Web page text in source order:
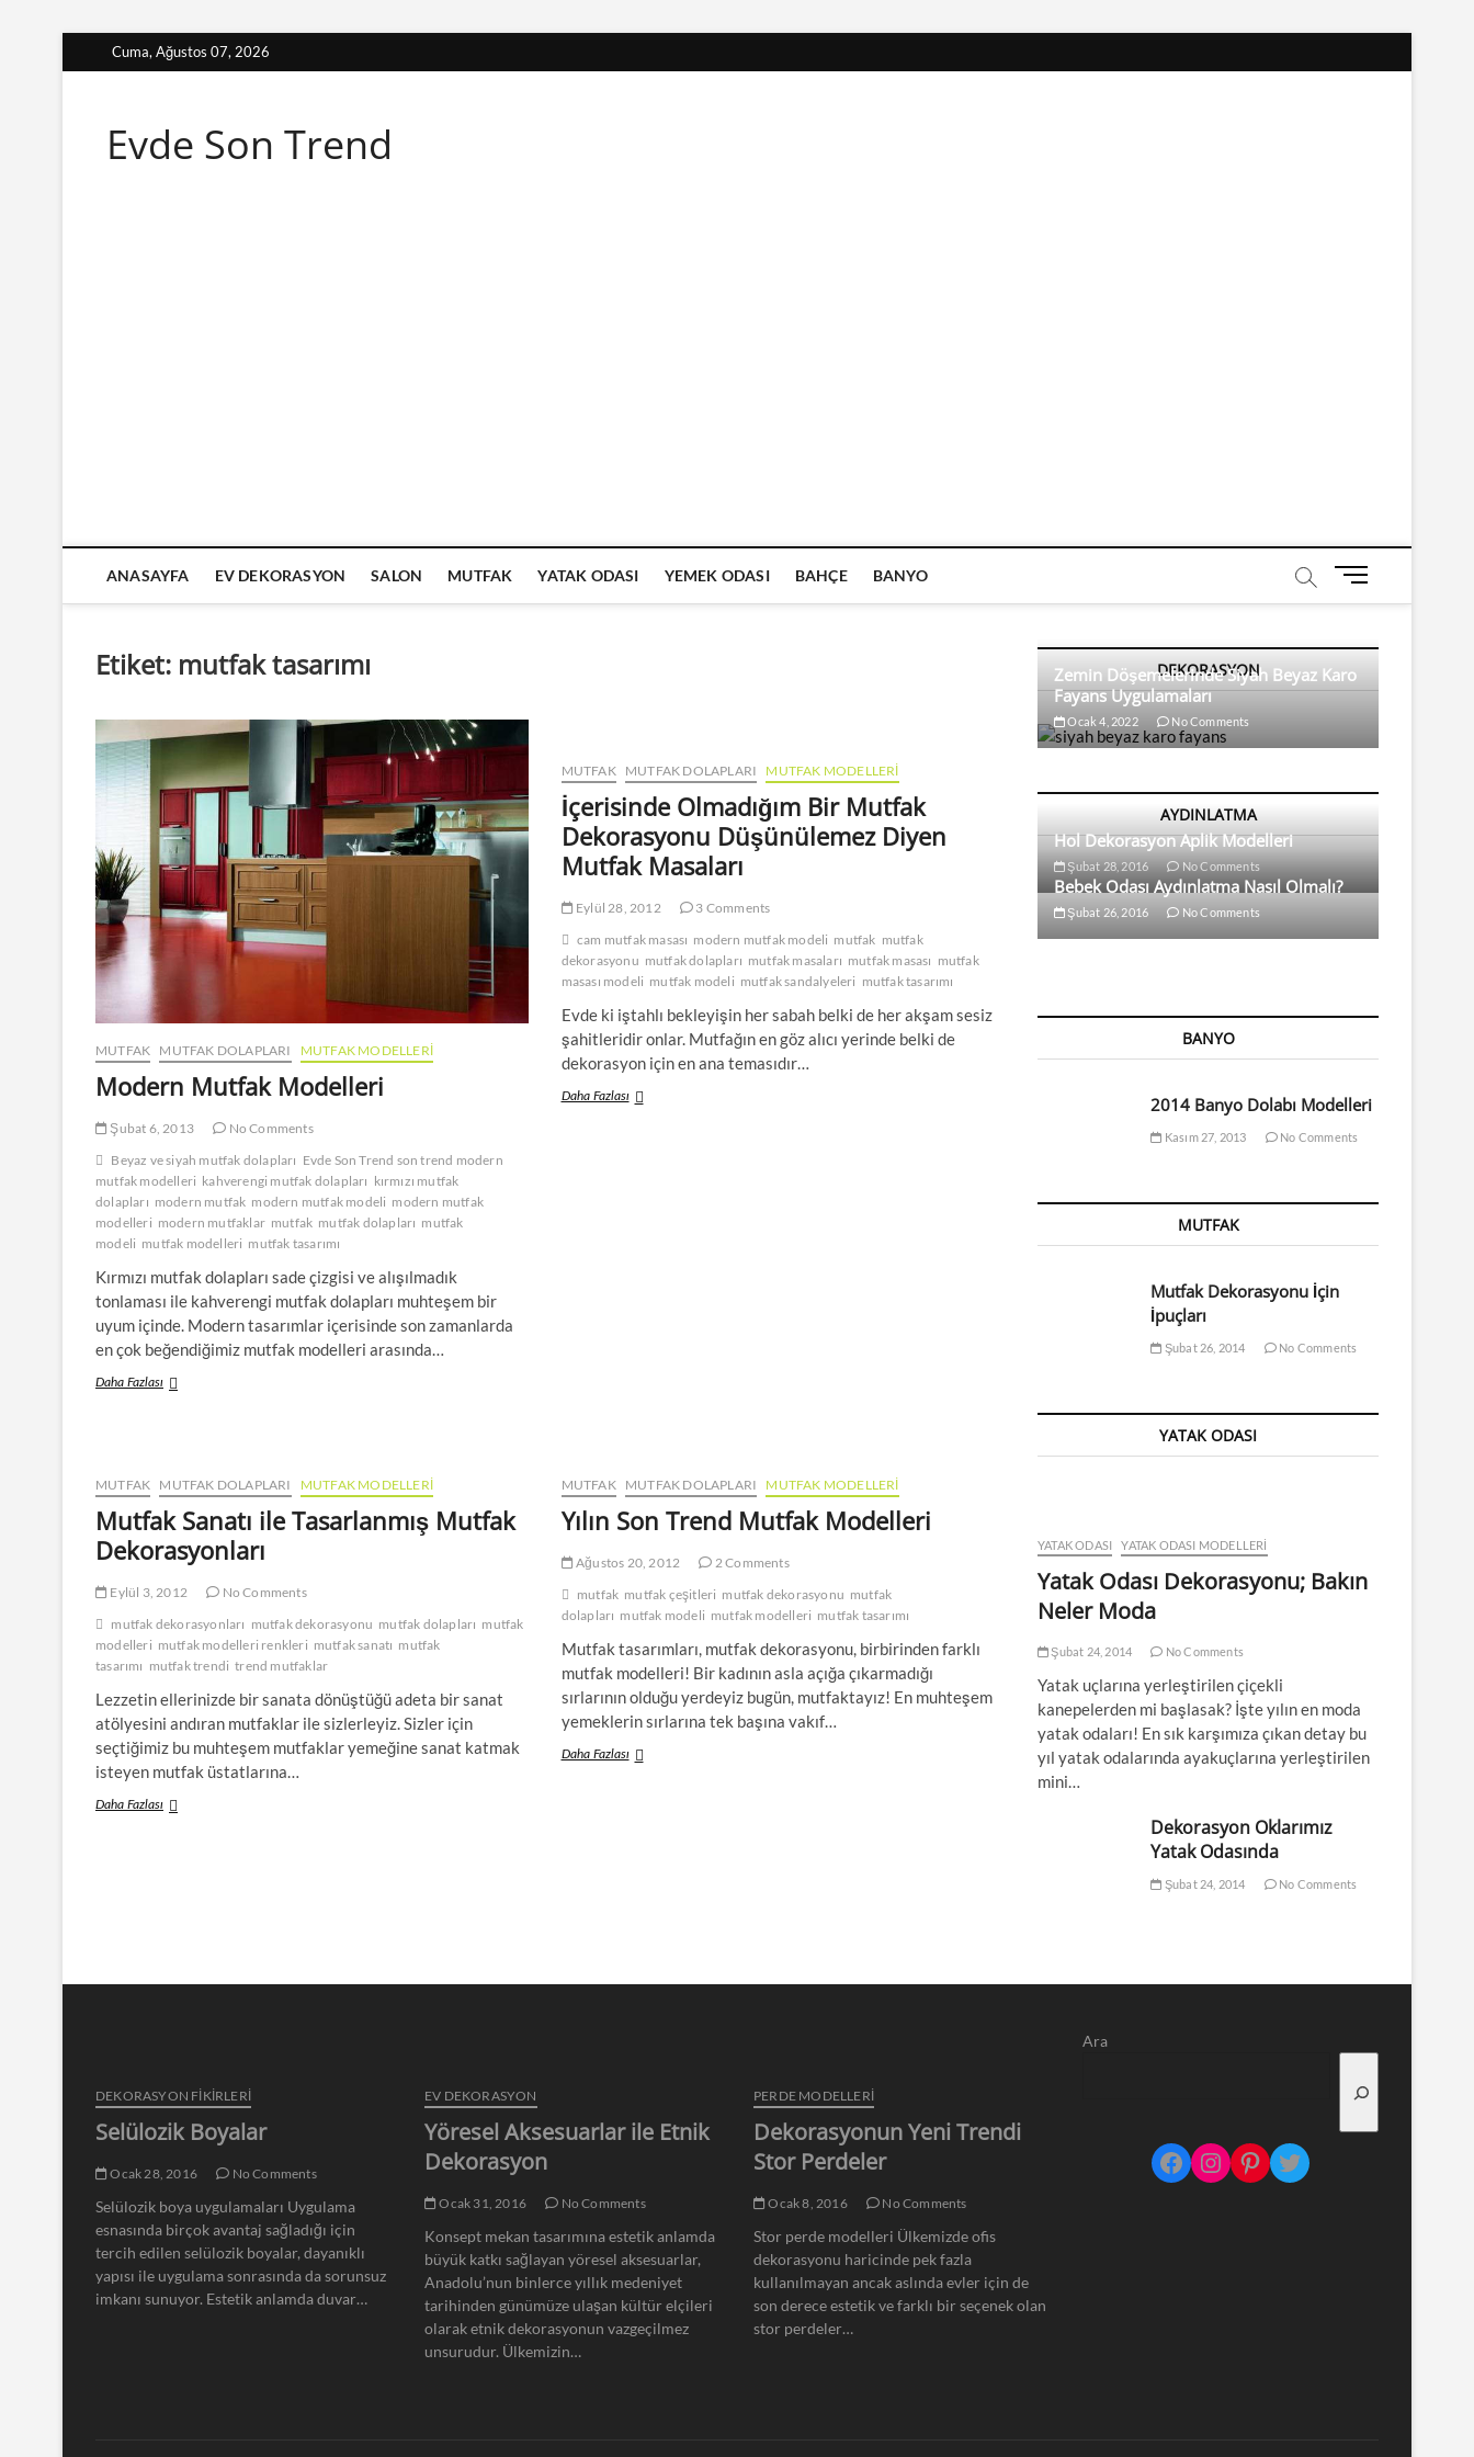
to
Cuma, Ağustos 07, 2026
Evde Son Trend
ANASAYFA EV DEKORASYON SALON MUTFAK YATAK ODASI YEMEK ODASI BAHÇE BANYO
M
u
B
u
n
Etiket: mutfak tasarımı
MUTFAK MUTFAK DOLAPLARI MUTFAK MODELLERI
Modern Mutfak Modelleri
Şubat 6, 2013
No Comments
Beyaz ve siyah mutfak dolapları Evde Son Trend son trend modern
mutfak modelleri kahverengi mutfak dolapları kırmızı mutfak
dolapları modern mutfak modern mutfak modeli modern mutfak
modelleri modern mutfaklar mutfak mutfak dolapları mutfak
modeli mutfak modelleri mutfak tasarımı
Kırmızı mutfak dolapları sade çizgisi ve alışılmadık
tonlaması ile kahverengi mutfak dolapları muhteşem bir
uyum içinde. Modern tasarımlar içerisinde son zamanlarda
en çok beğendiğimiz mutfak modelleri arasında…
Daha FazlasıModern
MUTFAK MUTFAK DOLAPLARI MUTFAK MODELLERI
İçerisinde Olmadığım Bir Mutfak
Dekorasyonu Düşünülemez Diyen
Mutfak Masaları
Eylül 28, 2012
3 Comments
cam mutfak masası modern mutfak modeli mutfak mutfak
dekorasyonu mutfak dolapları mutfak masaları mutfak masası mutfak
masası modeli mutfak modeli mutfak sandalyeleri mutfak tasarımı
Evde ki iştahlı bekleyişin her sabah belki de her akşam sesiz
şahitleridir onlar. Mutfağın en göz alıcı yerinde belki de
dekorasyon için en ana temasıdır…
Daha Fazlasıİçerisinde
MUTFAK MUTFAK DOLAPLARI MUTFAK MODELLERI
Mutfak Sanatı ile Tasarlanmış Mutfak
Dekorasyonları
Eylül 3, 2012
No Comments
mutfak dekorasyonları mutfak dekorasyonu mutfak dolapları mutfak
modelleri mutfak modelleri renkleri mutfak sanatı mutfak
tasarımı mutfak trendi trend mutfaklar
Lezzetin ellerinizde bir sanata dönüştüğü adeta bir sanat
atölyesini andıran mutfaklar ile sizlerleyiz. Sizler için
seçtiğimiz bu muhteşem mutfaklar yemeğine sanat katmak
isteyen mutfak üstatlarına…
Daha FazlasıMutfak
MUTFAK MUTFAK DOLAPLARI MUTFAK MODELLERI
Yılın Son Trend Mutfak Modelleri
Ağustos 20, 2012
2 Comments
mutfak mutfak çeşitleri mutfak dekorasyonu mutfak
dolapları mutfak modeli mutfak modelleri mutfak tasarımı
Mutfak tasarımları, mutfak dekorasyonu, birbirinden farklı
mutfak modelleri! Bir kadının asla açığa çıkarmadığı
sırlarının olduğu yerdeyiz bugün, mutfaktayız! En muhteşem
yemeklerin sırlarına tek başına vakıf…
Daha FazlasıYılın
DEKORASYON
Zemin Döşemelerinde Siyah Beyaz Karo
Fayans Uygulamaları
Ocak 4, 2022 No Comments
AYDINLATMA
Hol Dekorasyon Aplik Modelleri
Şubat 28, 2016 No Comments
Bebek Odası Aydınlatma Nasıl Olmalı?
Şubat 26, 2016 No Comments
BANYO
2014 Banyo Dolabı Modelleri
Kasım 27, 2013 No Comments
MUTFAK
Mutfak Dekorasyonu İçin
İpuçları
Şubat 26, 2014 No Comments
YATAK ODASI
YATAK ODASI YATAK ODASI MODELLERI
Yatak Odası Dekorasyonu; Bakın
Neler Moda
Şubat 24, 2014 No Comments
Yatak uçlarına yerleştirilen çiçekli
kanepelerden mi başlasak? İşte yılın en moda
yatak odaları! En sık karşımıza çıkan detay bu
yıl yatak odalarında ayakuçlarına yerleştirilen
mini…
Dekorasyon Oklarımız
Yatak Odasında
Şubat 24, 2014 No Comments
DEKORASYON FİKİRLERİ
Selülozik Boyalar
Ocak 28, 2016 No Comments
Selülozik boya uygulamaları Uygulama
esnasında birçok avantaj sağladığı için
tercih edilen selülozik boyalar, dayanıklı
yapısı ile uygulama sonrasında da sorunsuz
imkanı sunuyor. Estetik anlamda duvar…
EV DEKORASYON
Yöresel Aksesuarlar ile Etnik
Dekorasyon
Ocak 31, 2016 No Comments
Konsept mekan tasarımına estetik anlamda
büyük katkı sağlayan yöresel aksesuarlar,
Anadolu’nun binlerce yıllık medeniyet
tarihinden günümüze ulaşan kültür elçileri
olarak etnik dekorasyonun vazgeçilmez
unsurudur. Ülkemizin…
PERDE MODELLERI
Dekorasyonun Yeni Trendi
Stor Perdeler
Ocak 8, 2016 No Comments
Stor perde modelleri Ülkemizde ofis
dekorasyonu haricinde pek fazla
kullanılmayan ancak aslında evler için de
son derece estetik ve farklı bir seçenek olan
stor perdeler…
Ara
Facebook
Instagram
Pinterest
Twitter